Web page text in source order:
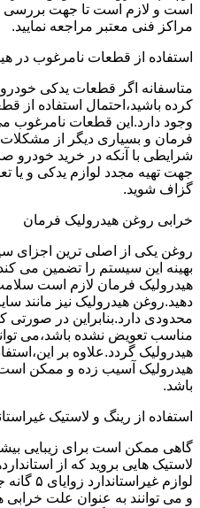
است و لازم است تا جهت بررسی
مراکز فنی معتبر مراجعه نمایید.
استفاده از قطعات نامرغوب در
متاسفانه اگر قطعات یدکی خودرو
کرده باشید،احتمال استفاده از
وجود دارد.این قطعات نامرغوب
فرمان و بسیاری دیگر از
شرایطی با آنکه در خرید خودرو
جهت تهیه مجدد لوازم یدکی و یا
گزاف شوید.
خرابی روغن هیدرولیک فرمان
روغن یکی از اصلی ترین اجزای
بهینه این سیستم را تضمین می
هیدرولیک فرمان لازم است
دهید.روغن هیدرولیک نیز مانند
محدودی دارد.بنابراین در
مناسب تعویض نشده باشد،می
هیدرولیک گردد.علاوه بر
هیدرولیک آسیب زده و ممکن
باشد.
استفاده از رینگ و لاستیک
گاهی ممکن است برای زیبایی
لاستیک هایی بروید که از
لوازم
و می توانند به عنوان علت